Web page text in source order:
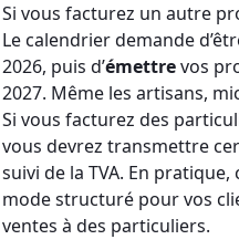
Si vous facturez un autre
Le calendrier demande
2026, puis d’émettrevos
2027. Même les artisans,
Si vous facturez des
vous devrez transmettre
suivi de la TVA. En
mode structuré pour vos
ventes à des particuliers.